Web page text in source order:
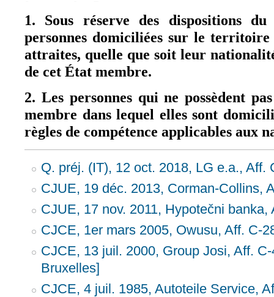
1. Sous réserve des dispositions
personnes domiciliées sur le
attraites, quelle que soit leur
de cet État membre.
2. Les personnes qui ne possèdent
membre dans lequel elles sont
règles de compétence applicables aux
Q. préj. (IT), 12 oct. 2018, LG e.a., Aff.
CJUE, 19 déc. 2013, Corman-Collins,
CJUE, 17 nov. 2011, Hypotečni banka,
CJCE, 1er mars 2005, Owusu, Aff. C-
CJCE, 13 juil. 2000, Group Josi, Aff.
Bruxelles]
CJCE, 4 juil. 1985, Autoteile Service,